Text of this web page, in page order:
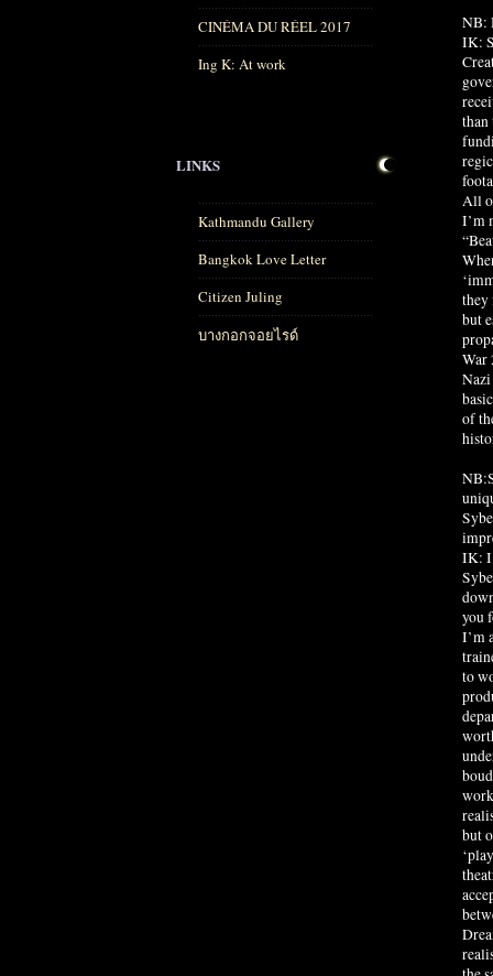
CINÉMA DU RÉEL 2017
Ing K: At work
LINKS
Kathmandu Gallery
Bangkok Love Letter
Citizen Juling
บางกอกจอยไรด์
NB:
IK:
than
All
I’m
they
but
War
Nazi
of
IK:
you
I’m
to
but